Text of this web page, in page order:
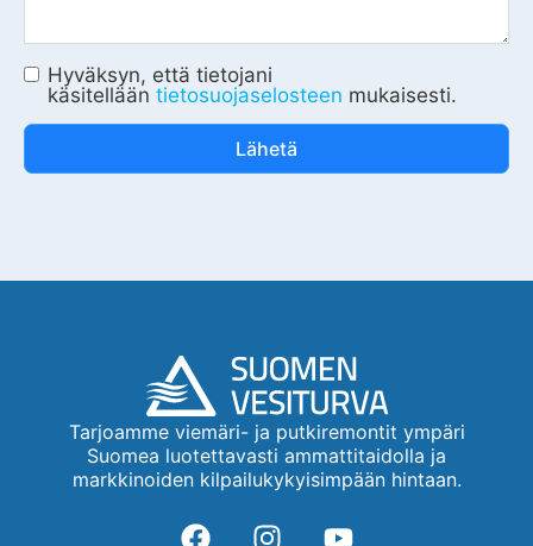
Hyväksyn, että tietojani
käsitellään tietosuojaselosteen mukaisesti.
Lähetä
Tarjoamme viemäri- ja putkiremontit ympäri
Suomea luotettavasti ammattitaidolla ja
markkinoiden kilpailukykyisimpään hintaan.